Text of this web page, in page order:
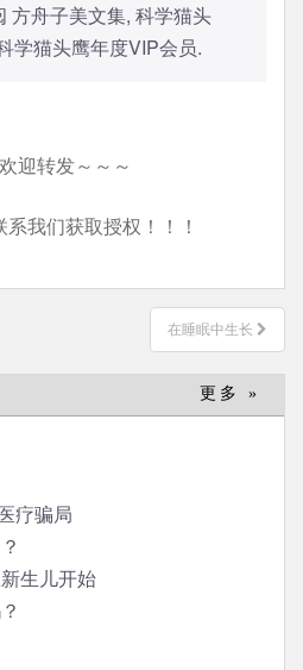
方舟子美文集, 科学猫头
学猫头鹰年度VIP会员.
迎转发～～～
系我们获取授权！！！
在睡眠中生长
更多 »
疗骗局
生儿开始